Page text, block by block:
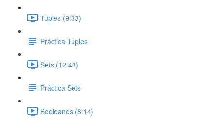
Tuples (9:33)
Práctica Tuples
Sets (12:43)
Práctica Sets
Booleanos (8:14)